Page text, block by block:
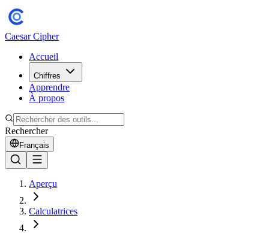
Caesar Cipher
Accueil
Chiffres
Apprendre
À propos
Rechercher
Français
Aperçu
Calculatrices